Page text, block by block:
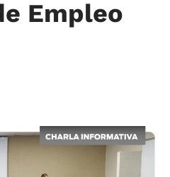
Empleo